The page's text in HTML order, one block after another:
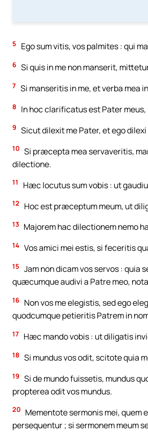
5 Ego sum vitis, vos palmites : qui
6 Si quis in me non manserit,
7 Si manseritis in me, et verba mea
8 In hoc clarificatus est Pater
9 Sicut dilexit me Pater, et ego
10 Si præcepta mea servaveritis,
dilectione.
11 Hæc locutus sum vobis : ut
12 Hoc est præceptum meum, ut
13 Majorem hac dilectionem nemo
14 Vos amici mei estis, si feceritis
15 Jam non dicam vos servos : quia
quæcumque audivi a Patre meo,
16 Non vos me elegistis, sed ego
quodcumque petieritis Patrem in
17 Hæc mando vobis : ut diligatis
18 Si mundus vos odit, scitote quia
19 Si de mundo fuissetis, mundus
propterea odit vos mundus.
20 Mementote sermonis mei, quem
persequentur ; si sermonem meum